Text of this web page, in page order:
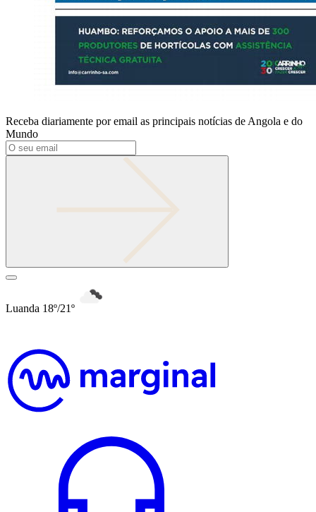
Receba diariamente por email as principais notícias de Angola e do
Mundo
Luanda 18º/21º